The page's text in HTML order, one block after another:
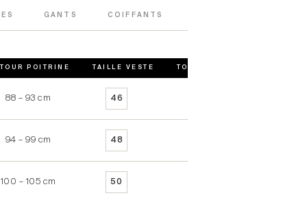
GANTS COIFFANTS
TOUR POITRINE TAILLE VESTE TOUR POITRINE VESTE
88 – 93 cm 46
94 – 99 cm 48
100 – 105 cm 50